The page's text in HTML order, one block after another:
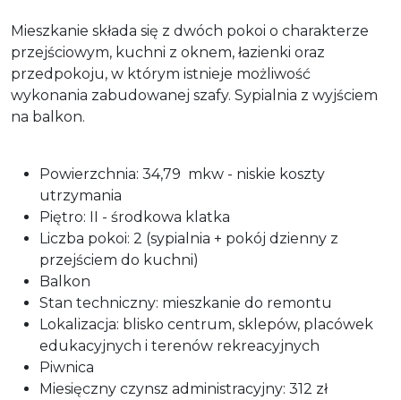
Mieszkanie składa się z dwóch pokoi o charakterze
przejściowym, kuchni z oknem, łazienki oraz
przedpokoju, w którym istnieje możliwość
wykonania zabudowanej szafy. Sypialnia z wyjściem
na balkon.
Powierzchnia: 34,79 mkw - niskie koszty
utrzymania
Piętro: II - środkowa klatka
Liczba pokoi: 2 (sypialnia + pokój dzienny z
przejściem do kuchni)
Balkon
Stan techniczny: mieszkanie do remontu
Lokalizacja: blisko centrum, sklepów, placówek
edukacyjnych i terenów rekreacyjnych
Piwnica
Miesięczny czynsz administracyjny: 312 zł